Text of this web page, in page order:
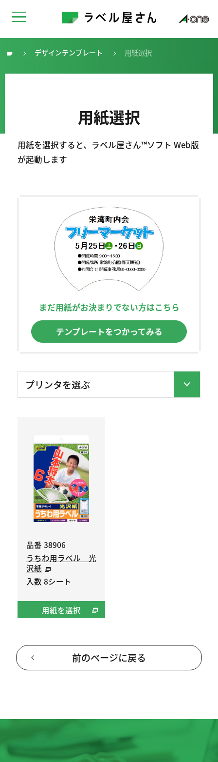
トップ デザインテンプレート 用紙選択
用紙選択
用紙を選択すると、ラベル屋さん™ソフト Web版
が起動します
まだ用紙がお決まりでない方はこちら
テンプレートをつかってみる
品番 38906
うちわ用ラベル 光
沢紙
入数 8シート
用紙を選択
前のページに戻る